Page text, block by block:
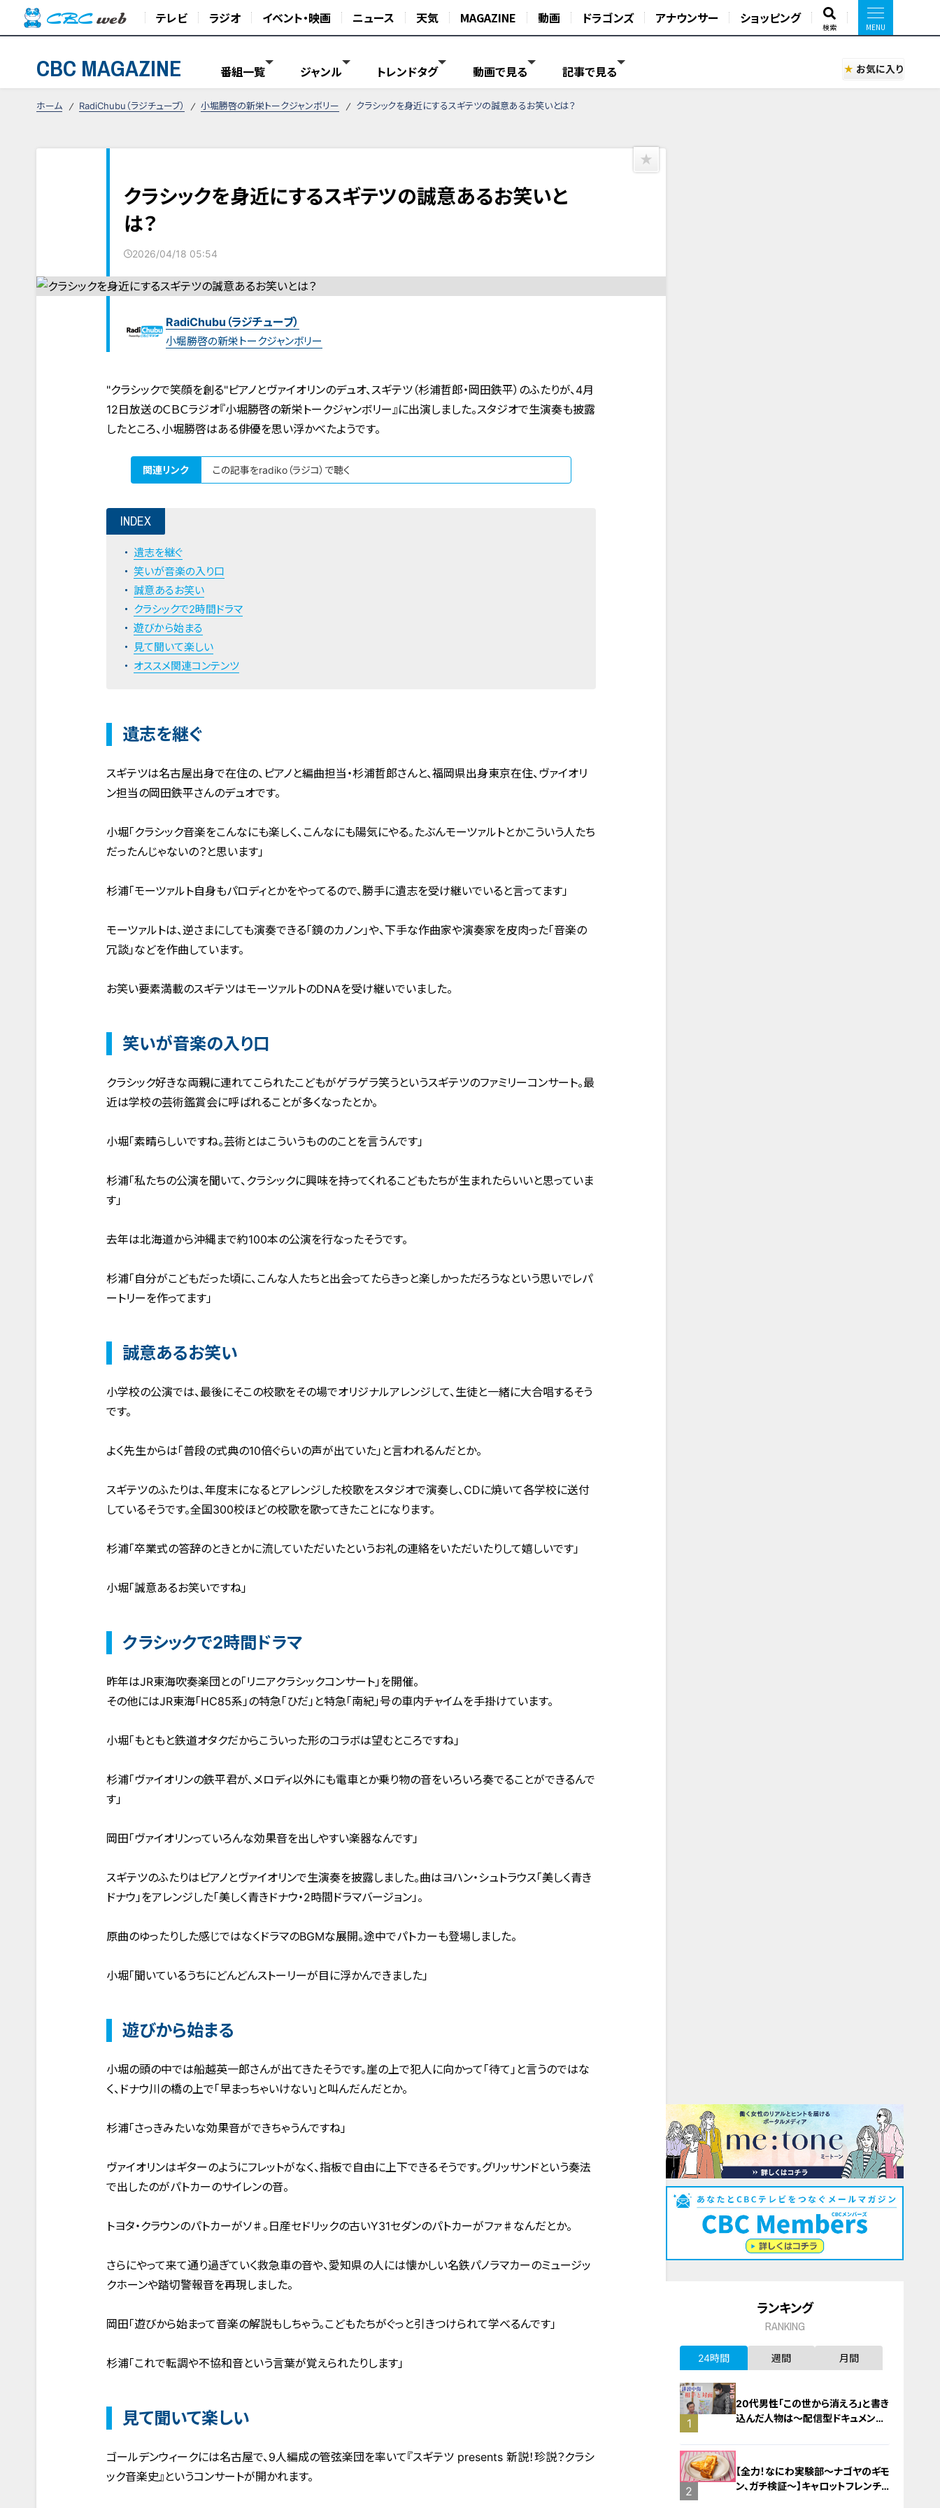
テレビ ラジオ イベント・映画 ニュース 天気 MAGAZINE 動画 ドラゴンズ アナウンサー ショッピング
検索
CBC MAGAZINE 番組一覧 ジャンル トレンドタグ 動画で見る 記事で見る お気に入り
ホーム RadiChubu（ラジチューブ） 小堀勝啓の新栄トークジャンボリー クラシックを身近にするスギテツの誠意あるお笑いとは？
クラシックを身近にするスギテツの誠意あるお笑いと
は？
2026/04/18 05:54
RadiChubu（ラジチューブ）
小堀勝啓の新栄トークジャンボリー
"クラシックで笑顔を創る"ピアノとヴァイオリンのデュオ、スギテツ（杉浦哲郎・岡田鉄平）のふたりが、4月
12日放送のＣＢＣラジオ『小堀勝啓の新栄トークジャンボリー』に出演しました。スタジオで生演奏も披露
したところ、小堀勝啓はある俳優を思い浮かべたようです。
関連リンク この記事をradiko（ラジコ）で聴く
INDEX
遺志を継ぐ
笑いが音楽の入り口
誠意あるお笑い
クラシックで2時間ドラマ
遊びから始まる
見て聞いて楽しい
オススメ関連コンテンツ
遺志を継ぐ
スギテツは名古屋出身で在住の、ピアノと編曲担当・杉浦哲郎さんと、福岡県出身東京在住、ヴァイオリ
ン担当の岡田鉄平さんのデュオです。
小堀「クラシック音楽をこんなにも楽しく、こんなにも陽気にやる。たぶんモーツァルトとかこういう人たち
だったんじゃないの？と思います」
杉浦「モーツァルト自身もパロディとかをやってるので、勝手に遺志を受け継いでいると言ってます」
モーツァルトは、逆さまにしても演奏できる「鏡のカノン」や、下手な作曲家や演奏家を皮肉った「音楽の
冗談」などを作曲しています。
お笑い要素満載のスギテツはモーツァルトのDNAを受け継いでいました。
笑いが音楽の入り口
クラシック好きな両親に連れてこられたこどもがゲラゲラ笑うというスギテツのファミリーコンサート。最
近は学校の芸術鑑賞会に呼ばれることが多くなったとか。
小堀「素晴らしいですね。芸術とはこういうもののことを言うんです」
杉浦「私たちの公演を聞いて、クラシックに興味を持ってくれるこどもたちが生まれたらいいと思っていま
す」
去年は北海道から沖縄まで約100本の公演を行なったそうです。
杉浦「自分がこどもだった頃に、こんな人たちと出会ってたらきっと楽しかっただろうなという思いでレパ
ートリーを作ってます」
誠意あるお笑い
小学校の公演では、最後にそこの校歌をその場でオリジナルアレンジして、生徒と一緒に大合唱するそう
です。
よく先生からは「普段の式典の10倍ぐらいの声が出ていた」と言われるんだとか。
スギテツのふたりは、年度末になるとアレンジした校歌をスタジオで演奏し、CDに焼いて各学校に送付
しているそうです。全国300校ほどの校歌を歌ってきたことになります。
杉浦「卒業式の答辞のときとかに流していただいたというお礼の連絡をいただいたりして嬉しいです」
小堀「誠意あるお笑いですね」
クラシックで2時間ドラマ
昨年はJR東海吹奏楽団との「リニアクラシックコンサート」を開催。
その他にはJR東海「HC85系」の特急「ひだ」と特急「南紀」号の車内チャイムを手掛けています。
小堀「もともと鉄道オタクだからこういった形のコラボは望むところですね」
杉浦「ヴァイオリンの鉄平君が、メロディ以外にも電車とか乗り物の音をいろいろ奏でることができるんで
す」
岡田「ヴァイオリンっていろんな効果音を出しやすい楽器なんです」
スギテツのふたりはピアノとヴァイオリンで生演奏を披露しました。曲はヨハン・シュトラウス「美しく青き
ドナウ」をアレンジした「美しく青きドナウ・2時間ドラマバージョン」。
原曲のゆったりした感じではなくドラマのBGMな展開。途中でパトカーも登場しました。
小堀「聞いているうちにどんどんストーリーが目に浮かんできました」
遊びから始まる
小堀の頭の中では船越英一郎さんが出てきたそうです。崖の上で犯人に向かって「待て」と言うのではな
く、ドナウ川の橋の上で「早まっちゃいけない」と叫んだんだとか。
杉浦「さっきみたいな効果音ができちゃうんですね」
ヴァイオリンはギターのようにフレットがなく、指板で自由に上下できるそうです。グリッサンドという奏法
で出したのがパトカーのサイレンの音。
トヨタ・クラウンのパトカーがソ♯。日産セドリックの古いY31セダンのパトカーがファ♯なんだとか。
さらにやって来て通り過ぎていく救急車の音や、愛知県の人には懐かしい名鉄パノラマカーのミュージッ
クホーンや踏切警報音を再現しました。
岡田「遊びから始まって音楽の解説もしちゃう。こどもたちがぐっと引きつけられて学べるんです」
杉浦「これで転調や不協和音という言葉が覚えられたりします」
見て聞いて楽しい
ゴールデンウィークには名古屋で、9人編成の管弦楽団を率いて『スギテツ presents 新説！珍説？クラシ
ック音楽史』というコンサートが開かれます。
ランキング
RANKING
24時間 週間 月間
1
20代男性「この世から消えろ」と書き
込んだ人物は～配信型ドキュメンタ
０話
2
【全力！なにわ実験部～ナゴヤのギモ
ン、ガチ検証～】キャロットフレンチ